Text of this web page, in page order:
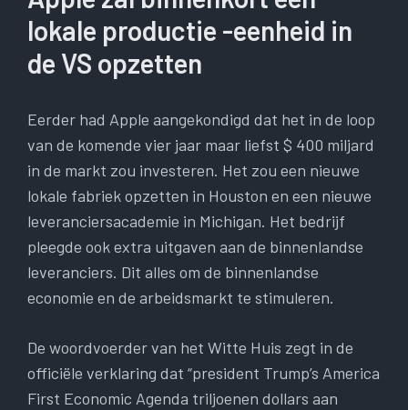
lokale productie -eenheid in
de VS opzetten
Eerder had Apple aangekondigd dat het in de loop
van de komende vier jaar maar liefst $ 400 miljard
in de markt zou investeren. Het zou een nieuwe
lokale fabriek opzetten in Houston en een nieuwe
leveranciersacademie in Michigan. Het bedrijf
pleegde ook extra uitgaven aan de binnenlandse
leveranciers. Dit alles om de binnenlandse
economie en de arbeidsmarkt te stimuleren.
De woordvoerder van het Witte Huis zegt in de
officiële verklaring dat “president Trump’s America
First Economic Agenda triljoenen dollars aan